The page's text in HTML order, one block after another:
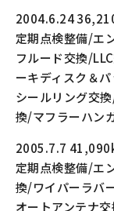
2004.6.24
定期点検整備/エ
フルード交換/
ーキディスク＆
シールリング交
換/マフラーハン
2005.7.7
定期点検整備/エ
換/ワイパーラバ
オートアンテナ